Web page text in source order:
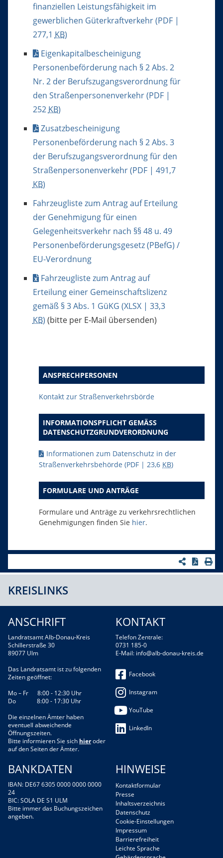
finanziellen Leistungsfähigkeit im
gewerblichen Güterkraftverkehr(PDF |
277,1 KB)
Eigenkapitalbescheinigung
Personenbeförderung nach § 2 Abs. 2
Nr. 2 der Berufszugangsverordnung für
den Straßenpersonenverkehr(PDF |
252 KB)
Zusatzbescheinigung
Personenbeförderung nach § 2 Abs. 3
der Berufszugangsverordnung für den
Straßenpersonenverkehr(PDF | 491,7
KB)
Fahrzeugliste zum Antrag auf Erteilung
der Genehmigung für einen
Gelegenheitsverkehr nach §§ 48 u. 49
Personenbeförderungsgesetz (PBefG) /
EU-Verordnung
Fahrzeugliste zum Antrag auf
Erteilung einer Gemeinschaftslizenz
gemäß § 3 Abs. 1 GüKG (XLSX | 33,3
KB) (bitte per E-Mail übersenden)
ANSPRECHPERSONEN
Kontakt zur Straßenverkehrsbörde
INFORMATIONSPFLICHT GEMÄSS D
ATENSCHUTZGRUNDVERORDNUNG
Informationen zum Datenschutz in der
Straßenverkehrsbehörde (PDF | 23,6 KB)
FORMULARE UND ANTRÄGE
Formulare und Anträge zu verkehrsrechtlichen
Genehmigungen finden Sie hier.
KREISLINKS
ANSCHRIFT
Landratsamt Alb-Donau-Kreis
Schillerstraße 30
89077 Ulm
Das Landratsamt ist zu folgenden
Zeiten geöffnet:
Mo – Fr 8:00 - 12:30 Uhr
Do 8:00 - 17:30 Uhr
Die einzelnen Ämter haben
eventuell abweichende
Öffnungszeiten.
Bitte informieren Sie sich hieroder
auf den Seiten der Ämter.
KONTAKT
Telefon Zentrale:
0731 185-0
E-Mail: info@alb-donau-kreis.de
Facebook
Instagram
YouTube
LinkedIn
BANKDATEN
IBAN: DE67 6305 0000 0000 0000
24
BIC: SOLA DE S1 ULM
Bitte immer das Buchungszeichen
angeben.
HINWEISE
Kontaktformular
Presse
Inhaltsverzeichnis
Datenschutz
Cookie-Einstellungen
Impressum
Barrierefreiheit
Leichte Sprache